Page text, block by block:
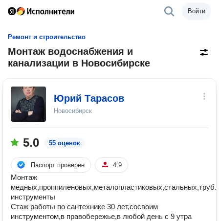
Войти
Ремонт и строительство
Монтаж водоснабжения и
канализации в Новосибирске
Юрий Тарасов
Новосибирск
5.0 55 оценок
Паспорт проверен 4.9
Монтаж
инструменты
Стаж работы по сантехнике 30 лет,сосвоим
инструментом,в правобережье,в любой день с 9 утра